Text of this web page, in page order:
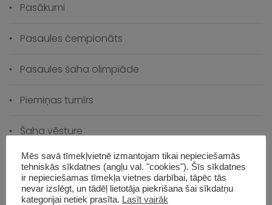
Pasākumi
Pasaules čempionāts
Pasaules šaha olimpiāde
Piemiņas turnīrs
Šaha vēsture
Šahs izaugsmei
Skolas čempionāts
Mēs savā tīmekļvietnē izmantojam tikai nepieciešamās
tehniskās sīkdatnes (angļu val. "cookies"). Šīs sīkdatnes
ir nepieciešamas tīmekļa vietnes darbībai, tāpēc tās
nevar izslēgt, un tādēļ lietotāja piekrišana šai sīkdatņu
kategorijai netiek prasīta. Lasīt vairāk